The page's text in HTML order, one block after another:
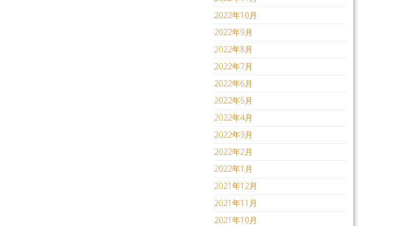
2022年10月
2022年9月
2022年8月
2022年7月
2022年6月
2022年5月
2022年4月
2022年3月
2022年2月
2022年1月
2021年12月
2021年11月
2021年10月